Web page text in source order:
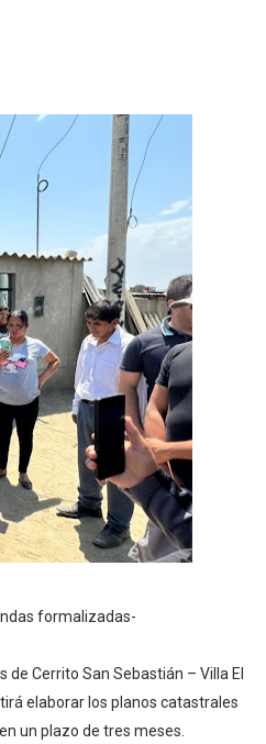
DIPUTADO "POR LA
DEL PROGRAMA
por telefonía, internet o
DE GESTIÓN
POR NO RESPETARSE LAS
o telefonía solo toma un día
verificar la cobertura móvil
A FACILIDADES DE
FACILIDADES DE PAGO
con escolares y
verificar tope de 7 líneas
tras emergencia por
seguridad y facilitar
A TRUJILLO Y VIRÚ DE "EL
formalizadas-
de Cerrito San Sebastián – Villa El
elaborar los planos catastrales
un plazo de tres meses.